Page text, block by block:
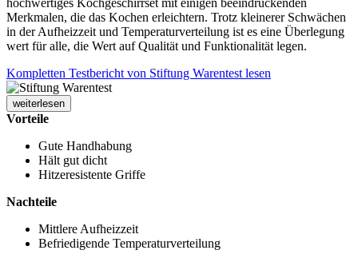
hochwertiges Kochgeschirrset mit einigen beeindruckenden
Merkmalen, die das Kochen erleichtern. Trotz kleinerer Schwächen
in der Aufheizzeit und Temperaturverteilung ist es eine Überlegung
wert für alle, die Wert auf Qualität und Funktionalität legen.
Kompletten Testbericht von Stiftung Warentest lesen
weiterlesen
Vorteile
Gute Handhabung
Hält gut dicht
Hitzeresistente Griffe
Nachteile
Mittlere Aufheizzeit
Befriedigende Temperaturverteilung